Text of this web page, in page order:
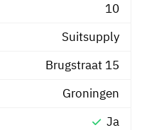
10
Suitsupply
Brugstraat 15
Groningen
Ja